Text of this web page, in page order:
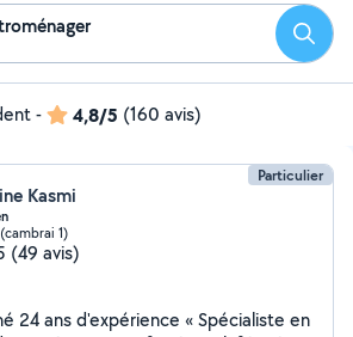
- 4,8/5 (160 avis)
Particulier
Kasmi
1)
(49 avis)
en